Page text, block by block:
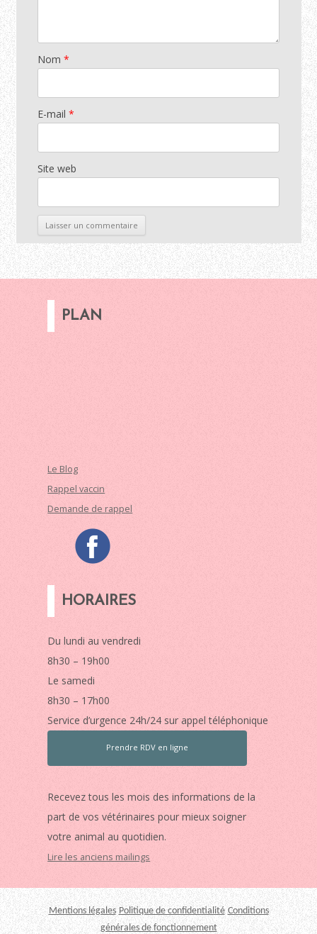
Nom *
E-mail *
Site web
PLAN
Le Blog
Rappel vaccin
Demande de rappel
HORAIRES
Du lundi au vendredi
8h30 – 19h00
Le samedi
8h30 – 17h00
Service d’urgence 24h/24 sur appel téléphonique
Prendre RDV en ligne
Recevez tous les mois des informations de la
part de vos vétérinaires pour mieux soigner
votre animal au quotidien.
Lire les anciens mailings
Mentions légales Politique de confidentialité Conditions
générales de fonctionnement